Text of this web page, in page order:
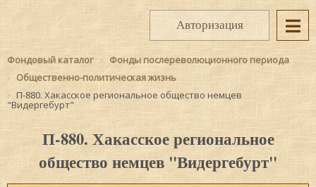
Авторизация
Фондовый каталог
Фонды послереволюционного периода
Общественно-политическая жизнь
П-880. Хакасское региональное общество немцев
"Видергебурт"
П-880. Хакасское региональное
общество немцев "Видергебурт"